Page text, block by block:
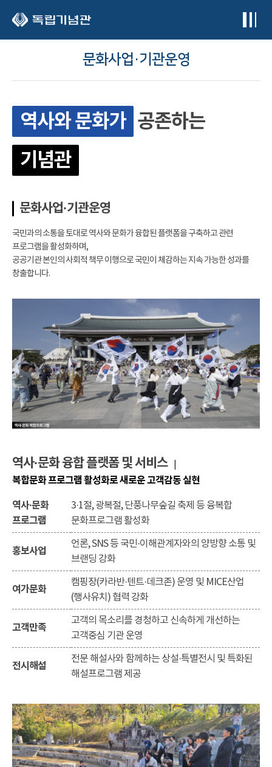
문화사업·기관운영
역사와 문화가 공존하는
기념관
문화사업·기관운영
국민과의 소통을 토대로 역사와 문화가 융합된 플랫폼을 구축하고 관련
프로그램을 활성화하며,
공공기관 본인의 사회적 책무 이행으로 국민이 체감하는 지속 가능한 성과를
창출합니다.
역사·문화 융합 플랫폼 및 서비스
복합문화 프로그램 활성화로 새로운 고객감동 실현
역사·문화
프로그램
3·1절, 광복절, 단풍나무숲길 축제 등 융복합
문화프로그램 활성화
홍보사업
언론, SNS 등 국민·이해관계자와의 양방향 소통 및
브랜딩 강화
여가문화
캠핑장(카라반·텐트·데크존) 운영 및 MICE산업
(행사유치) 협력 강화
고객만족
고객의 목소리를 경청하고 신속하게 개선하는
고객중심 기관 운영
전시해설
전문 해설사와 함께하는 상설·특별전시 및 특화된
해설프로그램 제공